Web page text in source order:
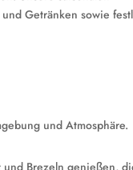
Getränken sowie
und Atmosphäre.
und Brezeln genießen,